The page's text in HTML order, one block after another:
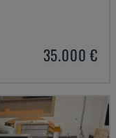
35.000 €